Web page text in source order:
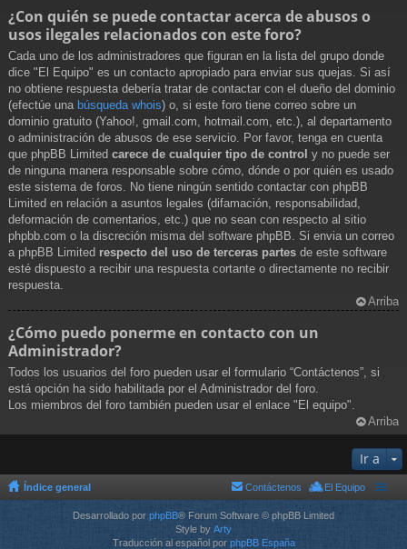
¿Con quién se puede contactar acerca de abusos o
usos ilegales relacionados con este foro?
Cada uno de los administradores que figuran en la lista del grupo donde
dice "El Equipo" es un contacto apropiado para enviar sus quejas. Si así
no obtiene respuesta debería tratar de contactar con el dueño del dominio
(efectúe una búsqueda whois) o, si este foro tiene correo sobre un
dominio gratuito (Yahoo!, gmail.com, hotmail.com, etc.), al departamento
o administración de abusos de ese servicio. Por favor, tenga en cuenta
que phpBB Limited carece de cualquier tipo de control y no puede ser
de ninguna manera responsable sobre cómo, dónde o por quién es usado
este sistema de foros. No tiene ningún sentido contactar con phpBB
Limited en relación a asuntos legales (difamación, responsabilidad,
deformación de comentarios, etc.) que no sean con respecto al sitio
phpbb.com o la discreción misma del software phpBB. Si envia un correo
a phpBB Limited respecto del uso de terceras partes de este software
esté dispuesto a recibir una respuesta cortante o directamente no recibir
respuesta.
Arriba
¿Cómo puedo ponerme en contacto con un
Administrador?
Todos los usuarios del foro pueden usar el formulario “Contáctenos”, si
está opción ha sido habilitada por el Administrador del foro.
Los miembros del foro también pueden usar el enlace "El equipo".
Arriba
Ir a
Índice general El Equipo
Contáctenos
Desarrollado por phpBB® Forum Software © phpBB Limited
Style by Arty
Traducción al español por phpBB España